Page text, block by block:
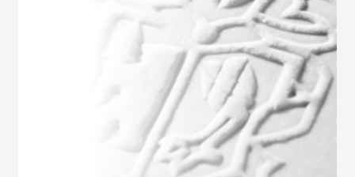
Unternehmen und Organisationen. Das
Hamburger Bankhaus wird von persönlich
haftenden Gesellschaftern geführt und hat eine
starke Präsenz in den Finanzzentren Frankfurt,
London und New York.
Im Asset Management umfasst das Angebot
vielfach ausgezeichnete Aktienfonds, global
anlegende vermögensverwaltende Strategien